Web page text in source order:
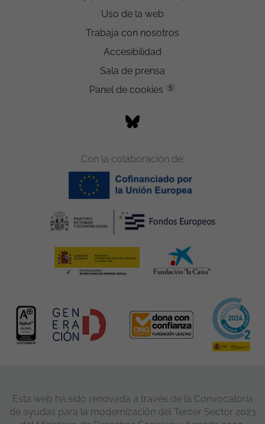
Uso de la web
Trabaja con nosotros
Accesibilidad
Sala de prensa
Panel de cookies
5
Con la colaboración de:
Esta web ha sido renovada a través de la Convocatoria
de ayudas para la modernización del Tercer Sector 2023